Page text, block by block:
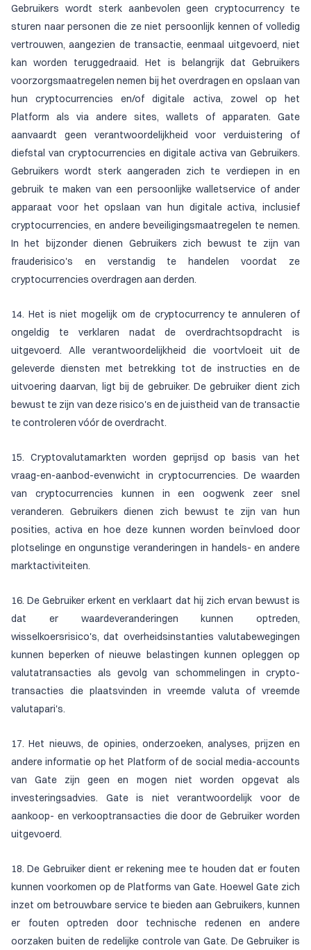
Gebruikers wordt sterk aanbevolen geen cryptocurrency te
sturen naar personen die ze niet persoonlijk kennen of volledig
vertrouwen, aangezien de transactie, eenmaal uitgevoerd, niet
kan worden teruggedraaid. Het is belangrijk dat Gebruikers
voorzorgsmaatregelen nemen bij het overdragen en opslaan van
hun cryptocurrencies en/of digitale activa, zowel op het
Platform als via andere sites, wallets of apparaten. Gate
aanvaardt geen verantwoordelijkheid voor verduistering of
diefstal van cryptocurrencies en digitale activa van Gebruikers.
Gebruikers wordt sterk aangeraden zich te verdiepen in en
gebruik te maken van een persoonlijke walletservice of ander
apparaat voor het opslaan van hun digitale activa, inclusief
cryptocurrencies, en andere beveiligingsmaatregelen te nemen.
In het bijzonder dienen Gebruikers zich bewust te zijn van
frauderisico's en verstandig te handelen voordat ze
cryptocurrencies overdragen aan derden.
14. Het is niet mogelijk om de cryptocurrency te annuleren of
ongeldig te verklaren nadat de overdrachtsopdracht is
uitgevoerd. Alle verantwoordelijkheid die voortvloeit uit de
geleverde diensten met betrekking tot de instructies en de
uitvoering daarvan, ligt bij de gebruiker. De gebruiker dient zich
bewust te zijn van deze risico's en de juistheid van de transactie
te controleren vóór de overdracht.
15. Cryptovalutamarkten worden geprijsd op basis van het
vraag-en-aanbod-evenwicht in cryptocurrencies. De waarden
van cryptocurrencies kunnen in een oogwenk zeer snel
veranderen. Gebruikers dienen zich bewust te zijn van hun
posities, activa en hoe deze kunnen worden beïnvloed door
plotselinge en ongunstige veranderingen in handels- en andere
marktactiviteiten.
16. De Gebruiker erkent en verklaart dat hij zich ervan bewust is
dat er waardeveranderingen kunnen optreden,
wisselkoersrisico's, dat overheidsinstanties valutabewegingen
kunnen beperken of nieuwe belastingen kunnen opleggen op
valutatransacties als gevolg van schommelingen in crypto-
transacties die plaatsvinden in vreemde valuta of vreemde
valutapari's.
17. Het nieuws, de opinies, onderzoeken, analyses, prijzen en
andere informatie op het Platform of de social media-accounts
van Gate zijn geen en mogen niet worden opgevat als
investeringsadvies. Gate is niet verantwoordelijk voor de
aankoop- en verkooptransacties die door de Gebruiker worden
uitgevoerd.
18. De Gebruiker dient er rekening mee te houden dat er fouten
kunnen voorkomen op de Platforms van Gate. Hoewel Gate zich
inzet om betrouwbare service te bieden aan Gebruikers, kunnen
er fouten optreden door technische redenen en andere
oorzaken buiten de redelijke controle van Gate. De Gebruiker is